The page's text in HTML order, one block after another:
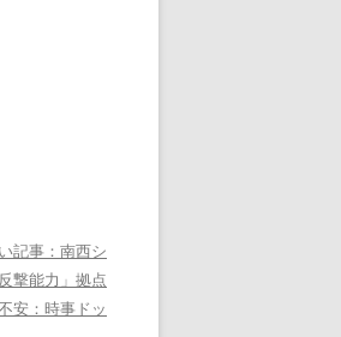
記事：南西シ
撃能力」拠点
安：時事ドッ